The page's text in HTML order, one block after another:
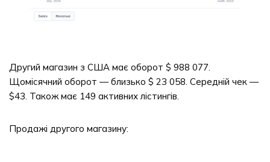
Другий магазин з США має оборот $ 988 077.
Щомісячний оборот — близько $ 23 058. Середній чек —
$43. Також має 149 активних лістингів.
Продажі другого магазину: